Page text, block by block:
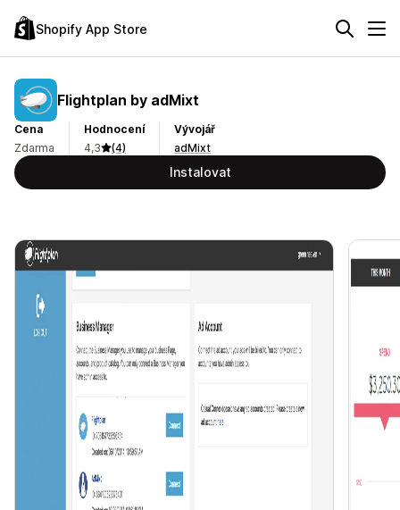
Shopify App Store
Flightplan by adMixt
Cena
Zdarma
Hodnocení
4,3
(4)
Vývojář
adMixt
Instalovat